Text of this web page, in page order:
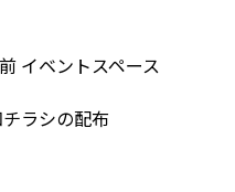
イベントスペース
ラシの配布